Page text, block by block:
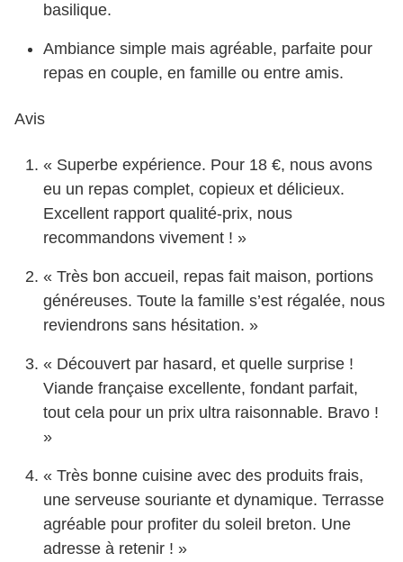
basilique.
Ambiance simple mais agréable, parfaite pour
repas en couple, en famille ou entre amis.
Avis
« Superbe expérience. Pour 18 €, nous avons
eu un repas complet, copieux et délicieux.
Excellent rapport qualité-prix, nous
recommandons vivement ! »
« Très bon accueil, repas fait maison, portions
généreuses. Toute la famille s’est régalée, nous
reviendrons sans hésitation. »
« Découvert par hasard, et quelle surprise !
Viande française excellente, fondant parfait,
tout cela pour un prix ultra raisonnable. Bravo !
»
« Très bonne cuisine avec des produits frais,
une serveuse souriante et dynamique. Terrasse
agréable pour profiter du soleil breton. Une
adresse à retenir ! »